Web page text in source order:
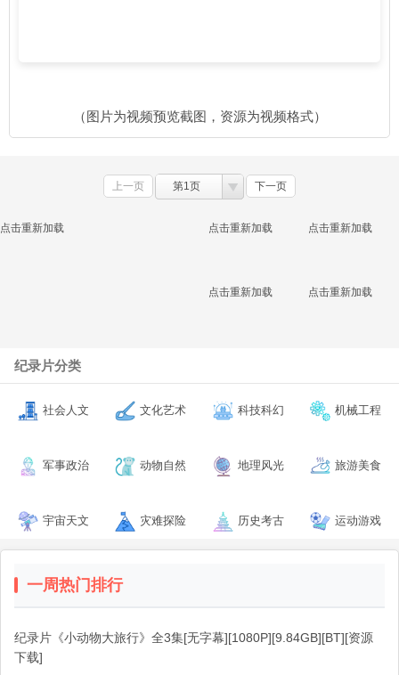
（图片为视频预览截图，资源为视频格式）
上一页 第1页 下一页
点击重新加载 点击重新加载 点击重新加载
点击重新加载 点击重新加载
纪录片分类
社会人文 文化艺术 科技科幻 机械工程
军事政治 动物自然 地理风光 旅游美食
宇宙天文 灾难探险 历史考古 运动游戏
一周热门排行
纪录片《小动物大旅行》全3集[无字幕][1080P][9.84GB][BT][资源
下载]